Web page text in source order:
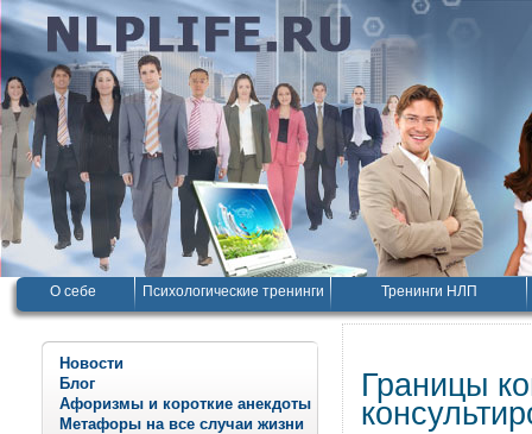
О себе Психологические тренинги Тренинги НЛП
Новости
Блог
Афоризмы и короткие анекдоты
Метафоры на все случаи жизни
Границы